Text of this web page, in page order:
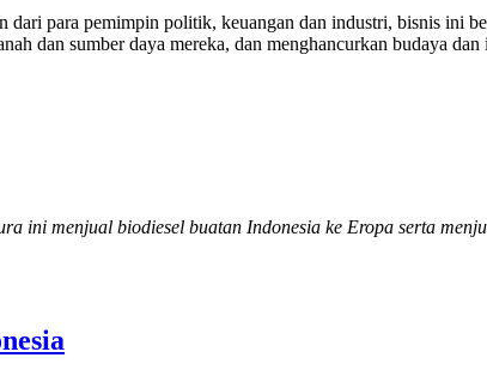
para pemimpin politik, keuangan dan industri, bisnis ini
dan sumber daya mereka, dan menghancurkan budaya dan
ini menjual biodiesel buatan Indonesia ke Eropa serta